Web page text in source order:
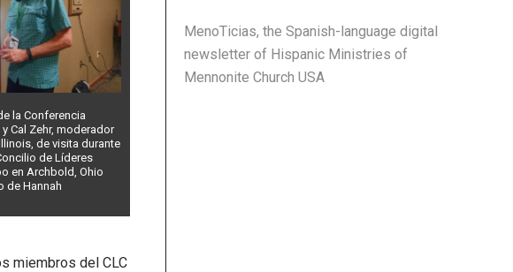
la Conferencia
Cal Zehr, moderador
de visita durante
de Líderes
en Archbold, Ohio
de Hannah
miembros del CLC
MenoTicias, the Spanish-language digital
newsletter of Hispanic Ministries of
Mennonite Church USA